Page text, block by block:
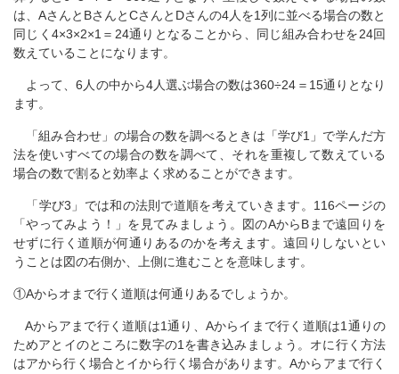
は、AさんとBさんとCさんとDさんの4人を1列に並べる場合の数と
同じく4×3×2×1＝24通りとなることから、同じ組み合わせを24回
数えていることになります。
よって、6人の中から4人選ぶ場合の数は360÷24＝15通りとなり
ます。
「組み合わせ」の場合の数を調べるときは「学び1」で学んだ方
法を使いすべての場合の数を調べて、それを重複して数えている
場合の数で割ると効率よく求めることができます。
「学び3」では和の法則で道順を考えていきます。116ページの
「やってみよう！」を見てみましょう。図のAからBまで遠回りを
せずに行く道順が何通りあるのかを考えます。遠回りしないとい
うことは図の右側か、上側に進むことを意味します。
①Aからオまで行く道順は何通りあるでしょうか。
Aからアまで行く道順は1通り、Aからイまで行く道順は1通りの
ためアとイのところに数字の1を書き込みましょう。オに行く方法
はアから行く場合とイから行く場合があります。Aからアまで行く